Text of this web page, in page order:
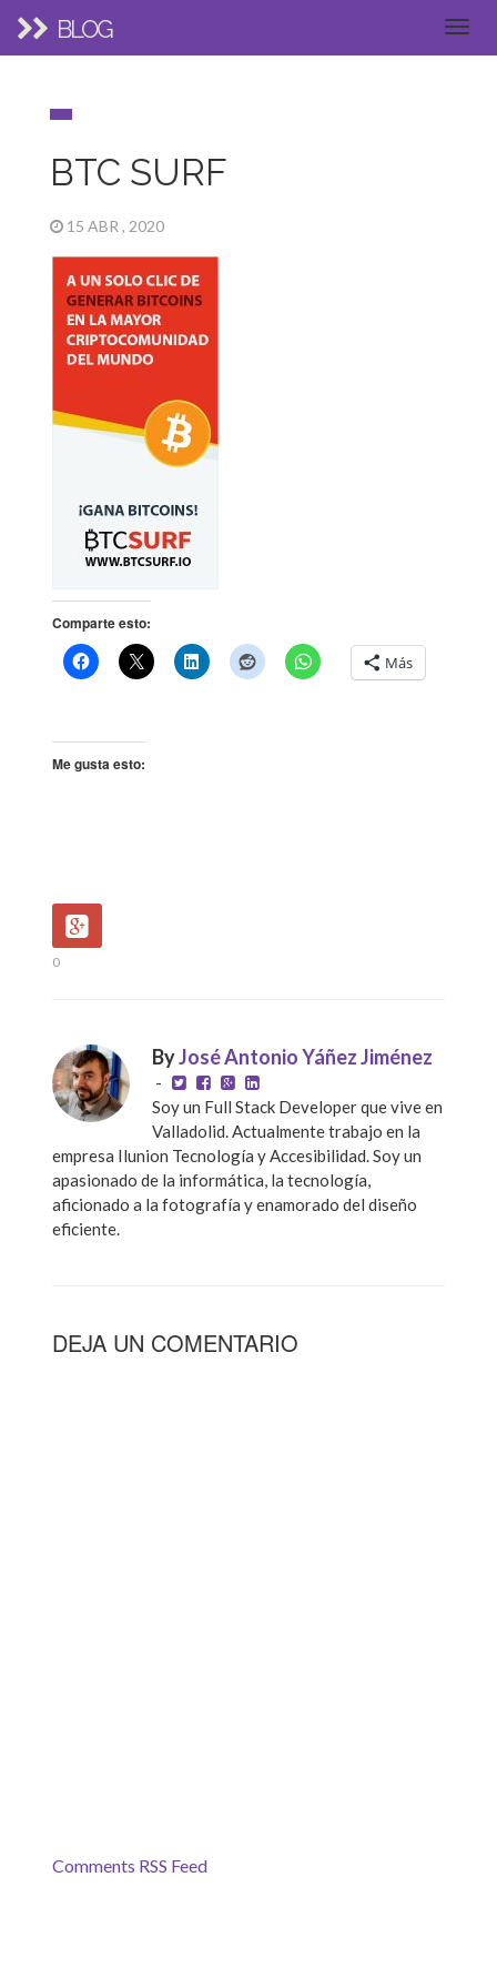
BLOG
BTC SURF
15 ABR , 2020
Comparte esto:
Más
Me gusta esto:
0
ByJosé Antonio Yáñez Jiménez
-
Soy un Full Stack Developer que vive en
Valladolid. Actualmente trabajo en la
empresa Ilunion Tecnología y Accesibilidad. Soy un
apasionado de la informática, la tecnología,
aficionado a la fotografía y enamorado del diseño
eficiente.
DEJA UN COMENTARIO
Comments RSS Feed